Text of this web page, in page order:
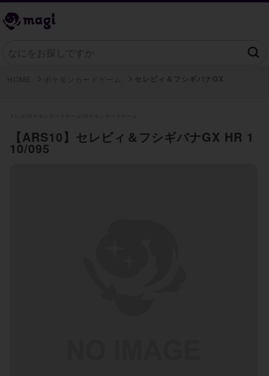
【ARS10】セレビィ＆フシギバナGX HR 1
10/095